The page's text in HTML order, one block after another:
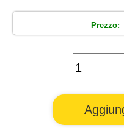
Prezzo: